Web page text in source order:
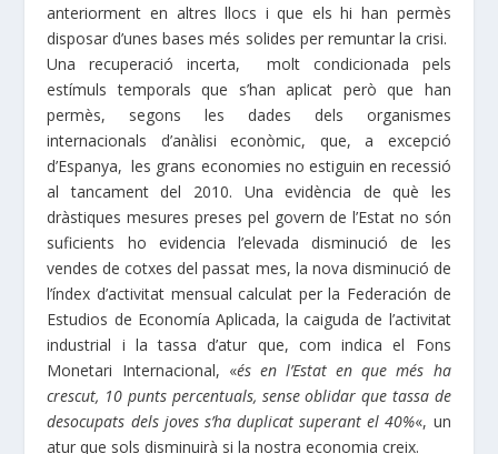
anteriorment en altres llocs i que els hi han permès
disposar d’unes bases més solides per remuntar la crisi.
Una recuperació incerta, molt condicionada pels
estímuls temporals que s’han aplicat però que han
permès, segons les dades dels organismes
internacionals d’anàlisi econòmic, que, a excepció
d’Espanya, les grans economies no estiguin en recessió
al tancament del 2010. Una evidència de què les
dràstiques mesures preses pel govern de l’Estat no són
suficients ho evidencia l’elevada disminució de les
vendes de cotxes del passat mes, la nova disminució de
l’índex d’activitat mensual calculat per la Federación de
Estudios de Economía Aplicada, la caiguda de l’activitat
industrial i la tassa d’atur que, com indica el Fons
Monetari Internacional, «és en l’Estat en que més ha
crescut, 10 punts percentuals, sense oblidar que tassa de
desocupats dels joves s’ha duplicat superant el 40%«, un
atur que sols disminuirà si la nostra economia creix.